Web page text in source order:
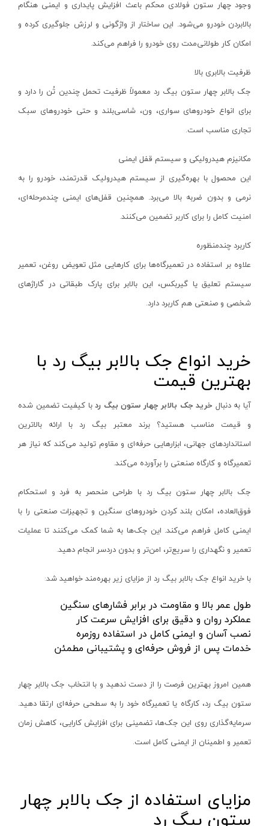
دریل شارژی
پیچ گوشتی شارژی
بکس شارژی
دریل نمونه برداری
بتن کن شارژی
فارسی بر شارژی
میخکوب شارژی
فرز شارژی
اره شارژی
کمپرسور شارژی
کاپشن شارژی
دوربین شارژی
لوله بر شارژی
منگنه کوب شارژی
کیت پولیش و سنباده
ضربه زن شارژی
دریل و پیچ گوشتی سرکج
کابل بر شارژی
هویه شارژی
سشوار شارژی
حرارت سنج شارژی
کارواش و سمپاش شارژی
پیستوله شارژی
سنباده شارژی
کارواش شارژی
شمشادزن شارژی
اکسپندر
کیت ابزار شارژی
ماساژور شارژی
متابو - Metabo
میلواکی - Milwaukee
هیوندای - Hyundai
والتی - Walte
تاپ گاردن - Top Garden
توسن پلاس - Tosan Plus
جیت - Jit
دی سی ای - DCA
صبا ‌الکتریک - Saba Electric
محک - Mahak
مک تک - Maktec
نووا - Nova
کامرکس - Comrex
کنزاکس - Kenzax
گام الکتریک - Gaam Electric
هیوسان - Hyusan
جی سی بی - JCB
درمل - Dremel
برتر - Bartar
رصب - Rasb
اکتیو - Active
پی ام - P.M
نکستول - NEXTOOL
وینکس - Winex
ازبست - EZBEST
لان تاپ - LAUNTOP
سیلور - Silver
آلپینوکس - ALPINOX
استابیلا - STABILA
سبز
زرد
1264
74
یشمی
سرمه ای -نقره ای
سبز- مشکی
زرد - مشکی
مشکی-طوسی
زرد-طوسی
سفید - قرمز
سفید-WHITE
آبی- طلایی
سفید-سبز
نقره ای-مشکی
آبی ، قرمز ، سبز ، نارنجی
قرمز - نقره‌ای
گلد (GOLD)
آبی - مشکی
کرم - مشکی
آبی روشن
مشکی-قرمز
سرمه ای - مشکی
زرد - سفید
نقره‌ای - قرمز
سفید
زرد - نقره‌ای
قهوه‌ای - نقره‌ای
فیلتر
حذف فیلتر
وجود چهار ستون فولادی محکم باعث افزایش پایداری و ایمنی هنگام
بالابردن خودرو می‌شود. این ساختار از واژگونی و لرزش جلوگیری کرده و
امکان کار طولانی‌مدت روی خودرو را فراهم می‌کند.
ظرفیت بالابری بالا
جک بالابر چهار ستون بیگ رد معمولاً ظرفیت تحمل چندین تُن را دارد و
برای انواع خودروهای سواری، ون، شاسی‌بلند و حتی خودروهای سبک
تجاری مناسب است.
مکانیزم هیدرولیکی و سیستم قفل ایمنی
این محصول با بهره‌گیری از سیستم هیدرولیک قدرتمند، خودرو را به
نرمی و بدون ضربه بالا می‌برد. همچنین قفل‌های ایمنی چندمرحله‌ای،
امنیت کامل را برای کاربر تضمین می‌کنند.
کاربرد چندمنظوره
علاوه بر استفاده در تعمیرگاه‌ها برای کارهایی مثل تعویض روغن، تعمیر
سیستم تعلیق یا گیربکس، این بالابر برای پارک طبقاتی در گاراژهای
شخصی و صنعتی هم کاربرد دارد.
خرید انواع جک بالابر بیگ رد با
بهترین قیمت
آیا به دنبال خرید جک بالابر چهار ستون بیگ ردبا کیفیت تضمین شده
و قیمت مناسب هستید؟ برند معتبر بیگ رد با ارائه بالاترین
استانداردهای جهانی، ابزارهایی حرفه‌ای و مقاوم تولید می‌کند که نیاز هر
تعمیرگاه و کارگاه صنعتی را برآورده می‌کند.
جک بالابر چهار ستون بیگ رد با طراحی منحصر به فرد و استحکام
فوق‌العاده، امکان بلند کردن خودروهای سنگین و تجهیزات صنعتی را با
ایمنی کامل فراهم می‌کند. این جک‌ها به شما کمک می‌کنند تا عملیات
تعمیر و نگهداری را سریع‌تر، امن‌تر و بدون دردسر انجام دهید.
با خرید انواع جک بالابر بیگ رد از مزایای زیر بهره‌مند خواهید شد:
طول عمر بالا و مقاومت در برابر فشارهای سنگین
عملکرد روان و دقیق برای افزایش سرعت کار
نصب آسان و ایمنی کامل در استفاده روزمره
خدمات پس از فروش حرفه‌ای و پشتیبانی مطمئن
همین امروز بهترین فرصت را از دست ندهید و با انتخاب جک بالابر چهار
ستون بیگ رد، کارگاه یا تعمیرگاه خود را به سطحی حرفه‌ای ارتقا دهید.
سرمایه‌گذاری روی این جک‌ها، تضمینی برای افزایش کارایی، کاهش زمان
تعمیر و اطمینان از ایمنی کامل است.
مزایای استفاده از جک بالابر چهار
ستون بیگ رد